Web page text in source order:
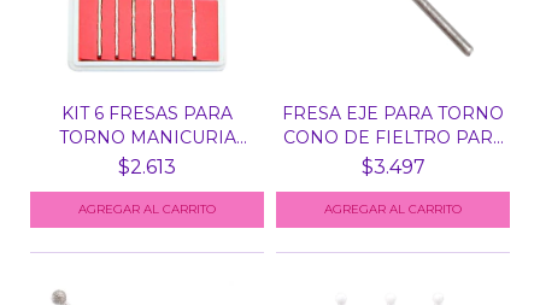
KIT 6 FRESAS PARA
TORNO MANICURIA
RUSA C...
$2.613
FRESA EJE PARA TORNO
CONO DE FIELTRO PAR...
$3.497